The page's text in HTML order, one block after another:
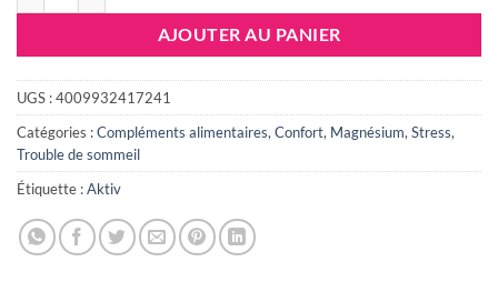
AJOUTER AU PANIER
UGS :4009932417241
Catégories :Compléments alimentaires, Confort, Magnésium, Stress,
Trouble de sommeil
Étiquette :Aktiv